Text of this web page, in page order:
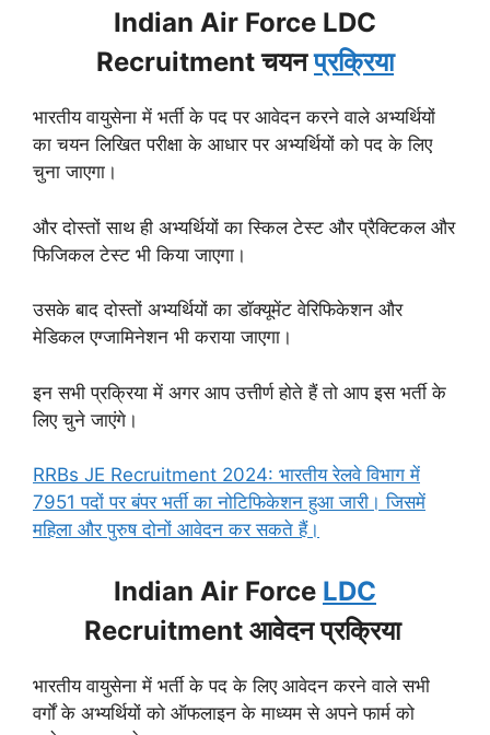
Indian Air Force LDC
Recruitment चयनप्रक्रिया
भारतीय वायुसेना में भर्ती के पद पर आवेदन करने वाले अभ्यर्थियों
का चयन लिखित परीक्षा के आधार पर अभ्यर्थियों को पद के लिए
चुना जाएगा।
और दोस्तों साथ ही अभ्यर्थियों का स्किल टेस्ट और प्रैक्टिकल और
फिजिकल टेस्ट भी किया जाएगा।
उसके बाद दोस्तों अभ्यर्थियों का डॉक्यूमेंट वेरिफिकेशन और
मेडिकल एग्जामिनेशन भी कराया जाएगा।
इन सभी प्रक्रिया में अगर आप उत्तीर्ण होते हैं तो आप इस भर्ती के
लिए चुने जाएंगे।
RRBs JE Recruitment 2024: भारतीय रेलवे विभाग में
7951 पदों पर बंपर भर्ती का नोटिफिकेशन हुआ जारी। जिसमें
महिला और पुरुष दोनों आवेदन कर सकते हैं।
Indian Air Force LDC
Recruitment आवेदन प्रक्रिया
भारतीय वायुसेना में भर्ती के पद के लिए आवेदन करने वाले सभी
वर्गों के अभ्यर्थियों को ऑफलाइन के माध्यम से अपने फार्म को